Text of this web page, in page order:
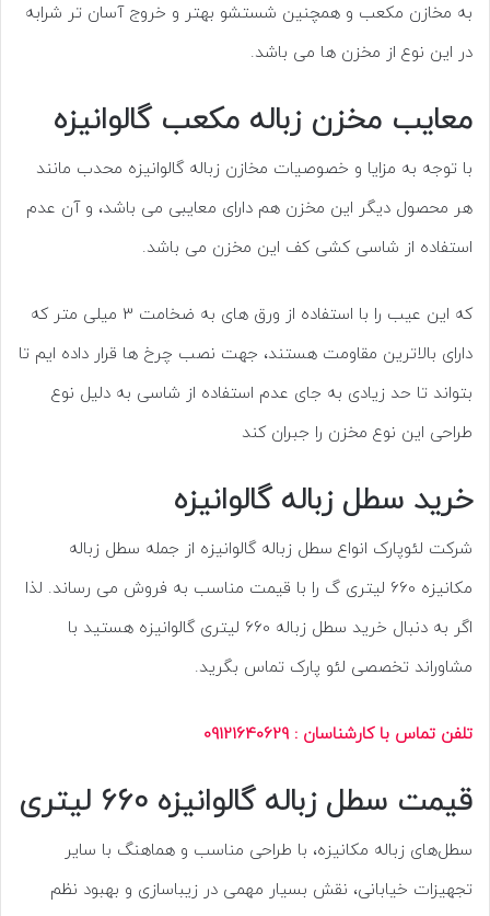
به مخازن مکعب و همچنین شستشو بهتر و خروج آسان تر شرابه
در این نوع از مخزن ها می باشد.
معایب مخزن زباله مکعب گالوانیزه
با توجه به مزایا و خصوصیات مخازن زباله گالوانیزه محدب مانند
هر محصول دیگر این مخزن هم دارای معایبی می باشد، و آن عدم
استفاده از شاسی کشی کف این مخزن می باشد.
که این عیب را با استفاده از ورق های به ضخامت 3 میلی متر که
دارای بالاترین مقاومت هستند، جهت نصب چرخ ها قرار داده ایم تا
بتواند تا حد زیادی به جای عدم استفاده از شاسی به دلیل نوع
طراحی این نوع مخزن را جبران کند
خرید سطل زباله گالوانیزه
شرکت لئوپارک انواع سطل زباله گالوانیزه از جمله سطل زباله
مکانیزه 660 لیتری گ را با قیمت مناسب به فروش می رساند. لذا
اگر به دنبال خرید سطل زباله 660 لیتری گالوانیزه هستید با
مشاوراند تخصصی لئو پارک تماس بگرید.
تلفن تماس با کارشناسان : 09121640629
قیمت سطل زباله گالوانیزه 660 لیتری
سطل‌های زباله مکانیزه، با طراحی مناسب و هماهنگ با سایر
تجهیزات خیابانی، نقش بسیار مهمی در زیباسازی و بهبود نظم